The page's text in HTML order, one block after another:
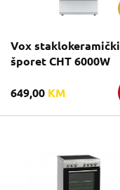
Vox staklokeramički
šporet CHT 6000W
649,00 KM